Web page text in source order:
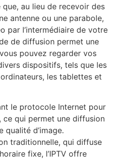
au lieu de recevoir des
antenne ou une parabole,
par l’intermédiaire de votre
de diffusion permet une
pouvez regarder vos
dispositifs, tels que les
les tablettes et
le protocole Internet pour
qui permet une diffusion
qualité d’image.
traditionnelle, qui diffuse
fixe, l’IPTV offre